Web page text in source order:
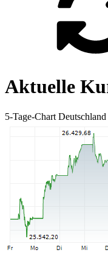
Aktuelle
5-Tage-Chart